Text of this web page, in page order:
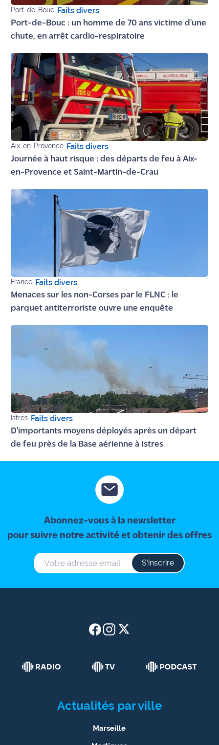
site maritima.fr
Archives
Port-de-Bouc-Faits divers
Port-de-Bouc : un homme de 70 ans victime d'une
chute, en arrêt cardio-respiratoire
Aix-en-Provence-Faits divers
Journée à haut risque : des départs de feu à Aix-
en-Provence et Saint-Martin-de-Crau
France-Faits divers
Menaces sur les non-Corses par le FLNC : le
parquet antiterroriste ouvre une enquête
Istres-Faits divers
D'importants moyens déployés après un départ
de feu près de la Base aérienne à Istres
Abonnez-vous à la newsletter
pour suivre notre activité et obtenir des offres
S‘inscrire
Actualités par ville
Marseille